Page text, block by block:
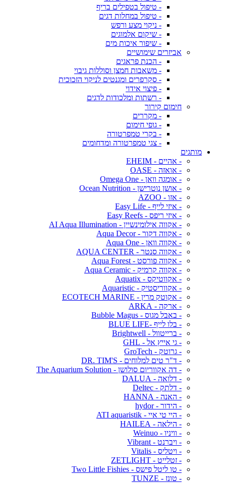
- טיפול בטפילים בריף
- טיפול במחלות דגים
- ניקוי מצע ורפש
- שיקום אלמוגים
- שיפור איכות מים
אביזרים שימושיים
- הכנת פראגים
- משאבות חמצן וסוללות גיבוי
- סקרפרים ומגנטים לניקוי הזכוכית
- פיצוי אידוי
- רשתות ומלכודות לדגים
חימום קירור
- מקררים
- גופי חימום
- בקרי טמפרטורה
- צגי טמפרטורה ומדחומים
מותגים
- אהיים - EHEIM
- אואזה - OASE
- אומגה וואן - Omega One
- אושן נוטרישן - Ocean Nutrition
- אזו - AZOO
- איזי לייף - Easy Life
- איזי ריפס - Easy Reefs
- אקווה אילומינשיין - AI Aqua Illumination
- אקווה דקור - Aqua Decor
- אקווה וואן - Aqua One
- אקווה סנטר - AQUA CENTER
- אקווה פורסט - Aqua Forest
- אקווה קרמיק - Aqua Ceramic
- אקווטיקס - Aquatix
- אקווריסטיק - Aquaristic
- אקוטק מרין - ECOTECH MARINE
- ארקה - ARKA
- באבל מגוס - Bubble Magus
- בלו לייף -BLUE LIFE
- ברייטוול - Brightwell
- גי אייץ אל - GHL
- גרוטק - GroTech
- ד"ר טים למלוחים - DR. TIM'S
- דה אקווריום סולושן - The Aquarium Solution
- דלואה - DALUA
- דלתק - Deltec
- האנה - HANNA
- הידור - hydor
- היי טי איי - ATI aquaristik
- הילאה - HAILEA
- וויניו - Weinuo
- ויברנט - Vibrant
- ויטליס - Vitalis
- זטלייט - ZETLIGHT
- טו ליטל פישס - Two Little Fishies
- טונז - TUNZE